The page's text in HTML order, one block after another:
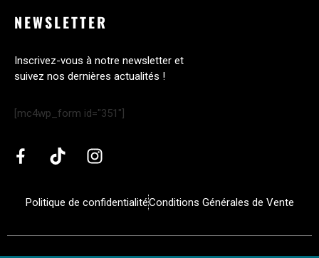
NEWSLETTER
Inscrivez-vous à notre newsletter et
suivez nos dernières actualités !
[mc4wp_form id="351"]
Politique de confidentialitéConditions Générales de Vente